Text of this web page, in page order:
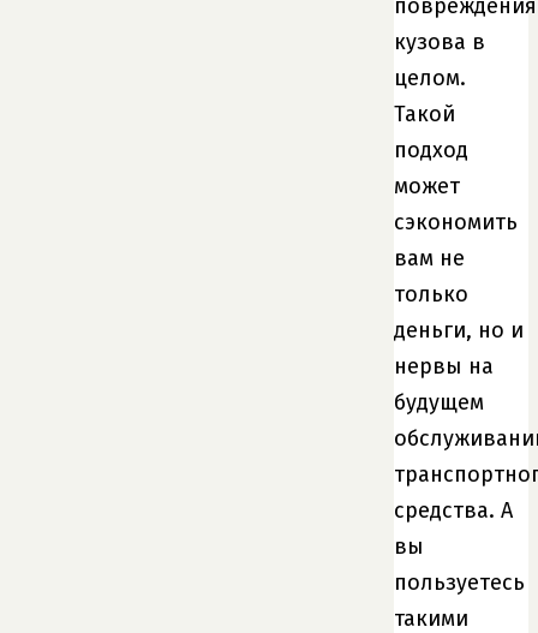
повреждения
кузова в
целом.
Такой
подход
может
сэкономить
вам не
только
деньги, но и
нервы на
будущем
средства. А
вы
пользуетесь
такими